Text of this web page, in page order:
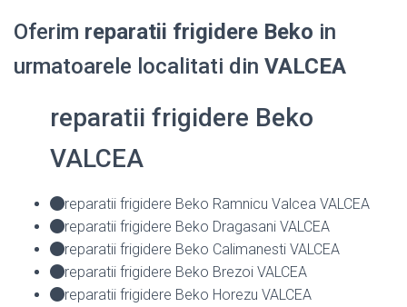
Oferim reparatii frigidere Beko in
urmatoarele localitati din VALCEA
reparatii frigidere Beko
VALCEA
reparatii frigidere Beko Ramnicu Valcea VALCEA
reparatii frigidere Beko Dragasani VALCEA
reparatii frigidere Beko Calimanesti VALCEA
reparatii frigidere Beko Brezoi VALCEA
reparatii frigidere Beko Horezu VALCEA